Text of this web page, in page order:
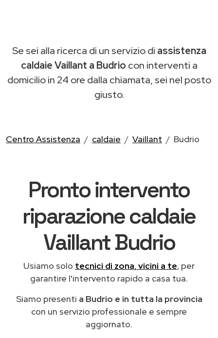
Se sei alla ricerca di un servizio di assistenza
caldaie Vaillant a Budrio con interventi a
domicilio in 24 ore dalla chiamata, sei nel posto
giusto.
Centro Assistenza caldaie Vaillant Budrio
Pronto intervento
riparazione caldaie
Vaillant Budrio
Usiamo solo tecnici di zona, vicini a te, per
garantire l'intervento rapido a casa tua.
Siamo presenti a Budrio e in tutta la provincia
con un servizio professionale e sempre
aggiornato.